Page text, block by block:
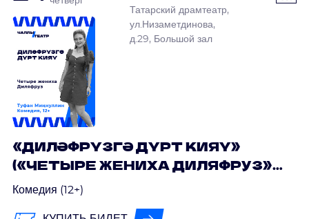
Татарский драмтеатр,
ул.Низаметдинова,
д.29, Большой зал
«ДИЛӘФРҮЗГӘ ДҮРТ КИЯҮ»
(«ЧЕТЫРЕ ЖЕНИХА ДИЛЯФРУЗ»)
ТУФАН МИҢНУЛЛИН
Комедия (12+)